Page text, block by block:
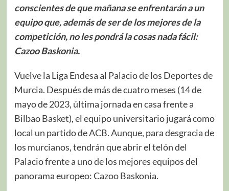
conscientes de que mañana se enfrentarán a un
equipo que, además de ser de los mejores de la
competición, no les pondrá la cosas nada fácil:
Cazoo Baskonia.
Vuelve la Liga Endesa al Palacio de los Deportes de
Murcia. Después de más de cuatro meses (14 de
mayo de 2023, última jornada en casa frente a
Bilbao Basket), el equipo universitario jugará como
local un partido de ACB. Aunque, para desgracia de
los murcianos, tendrán que abrir el telón del
Palacio frente a uno de los mejores equipos del
panorama europeo: Cazoo Baskonia.